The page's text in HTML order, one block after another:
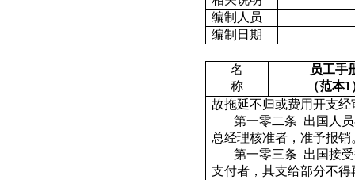
编制人员
编制日期
名
称
员工手
（范本1
故拖延不归或费用开支
第一零二条 出国人
总经理核准者，准予报销
第一零三条 出国接
支付者，其支给部分不